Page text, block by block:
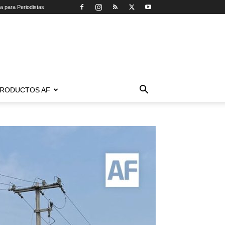
para Periodistas
AF